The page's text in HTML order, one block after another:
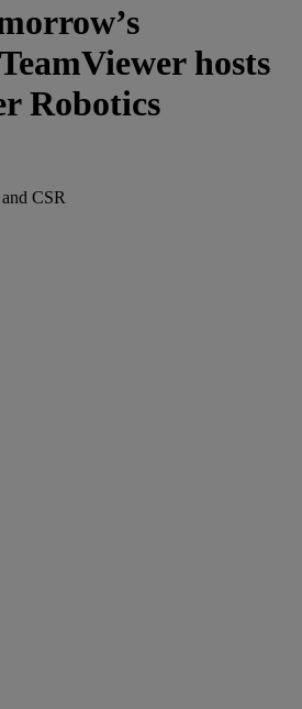
hosts
Robotics
CSR